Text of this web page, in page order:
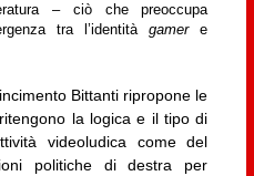
– ciò che preoccupa
tra l’identitàgamere
Bittanti ripropone le
la logica e il tipo di
videoludica come del
politiche di destra per